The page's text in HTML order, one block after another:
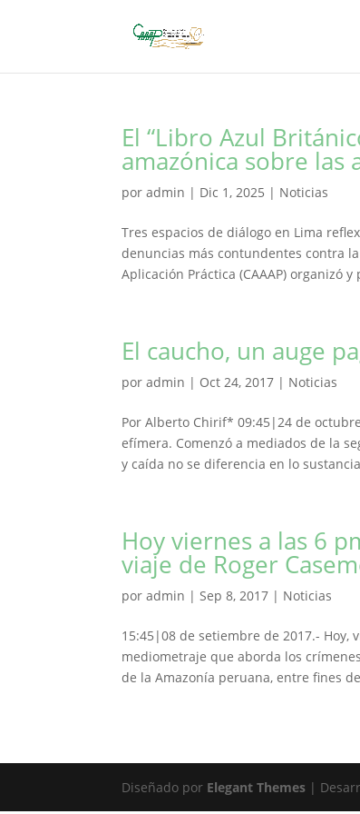
El “Libro Azul
amazónica sobre las
poradmin | Dic 1, 2025 | Noticias
Tres espacios de diálogo en Lima
denuncias más contundentes contra
Aplicación Práctica (CAAAP) organizó
El caucho, un auge
poradmin | Oct 24, 2017 | Noticias
Por Alberto Chirif* 09:45|24 de
efímera. Comenzó a mediados de la
y caída no se diferencia en lo
Hoy viernes a las 6
viaje de Roger
poradmin |Sep 8, 2017 | Noticias
15:45|08 de setiembre de 2017.- Hoy,
mediometraje que aborda los
de la Amazonía peruana, entre fines
Diseñado por Elegant Themes |